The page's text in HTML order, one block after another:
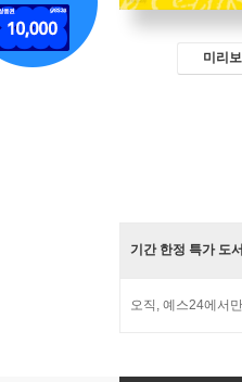
미리
기간 한정 특가 도서
오직, 예스24에서만